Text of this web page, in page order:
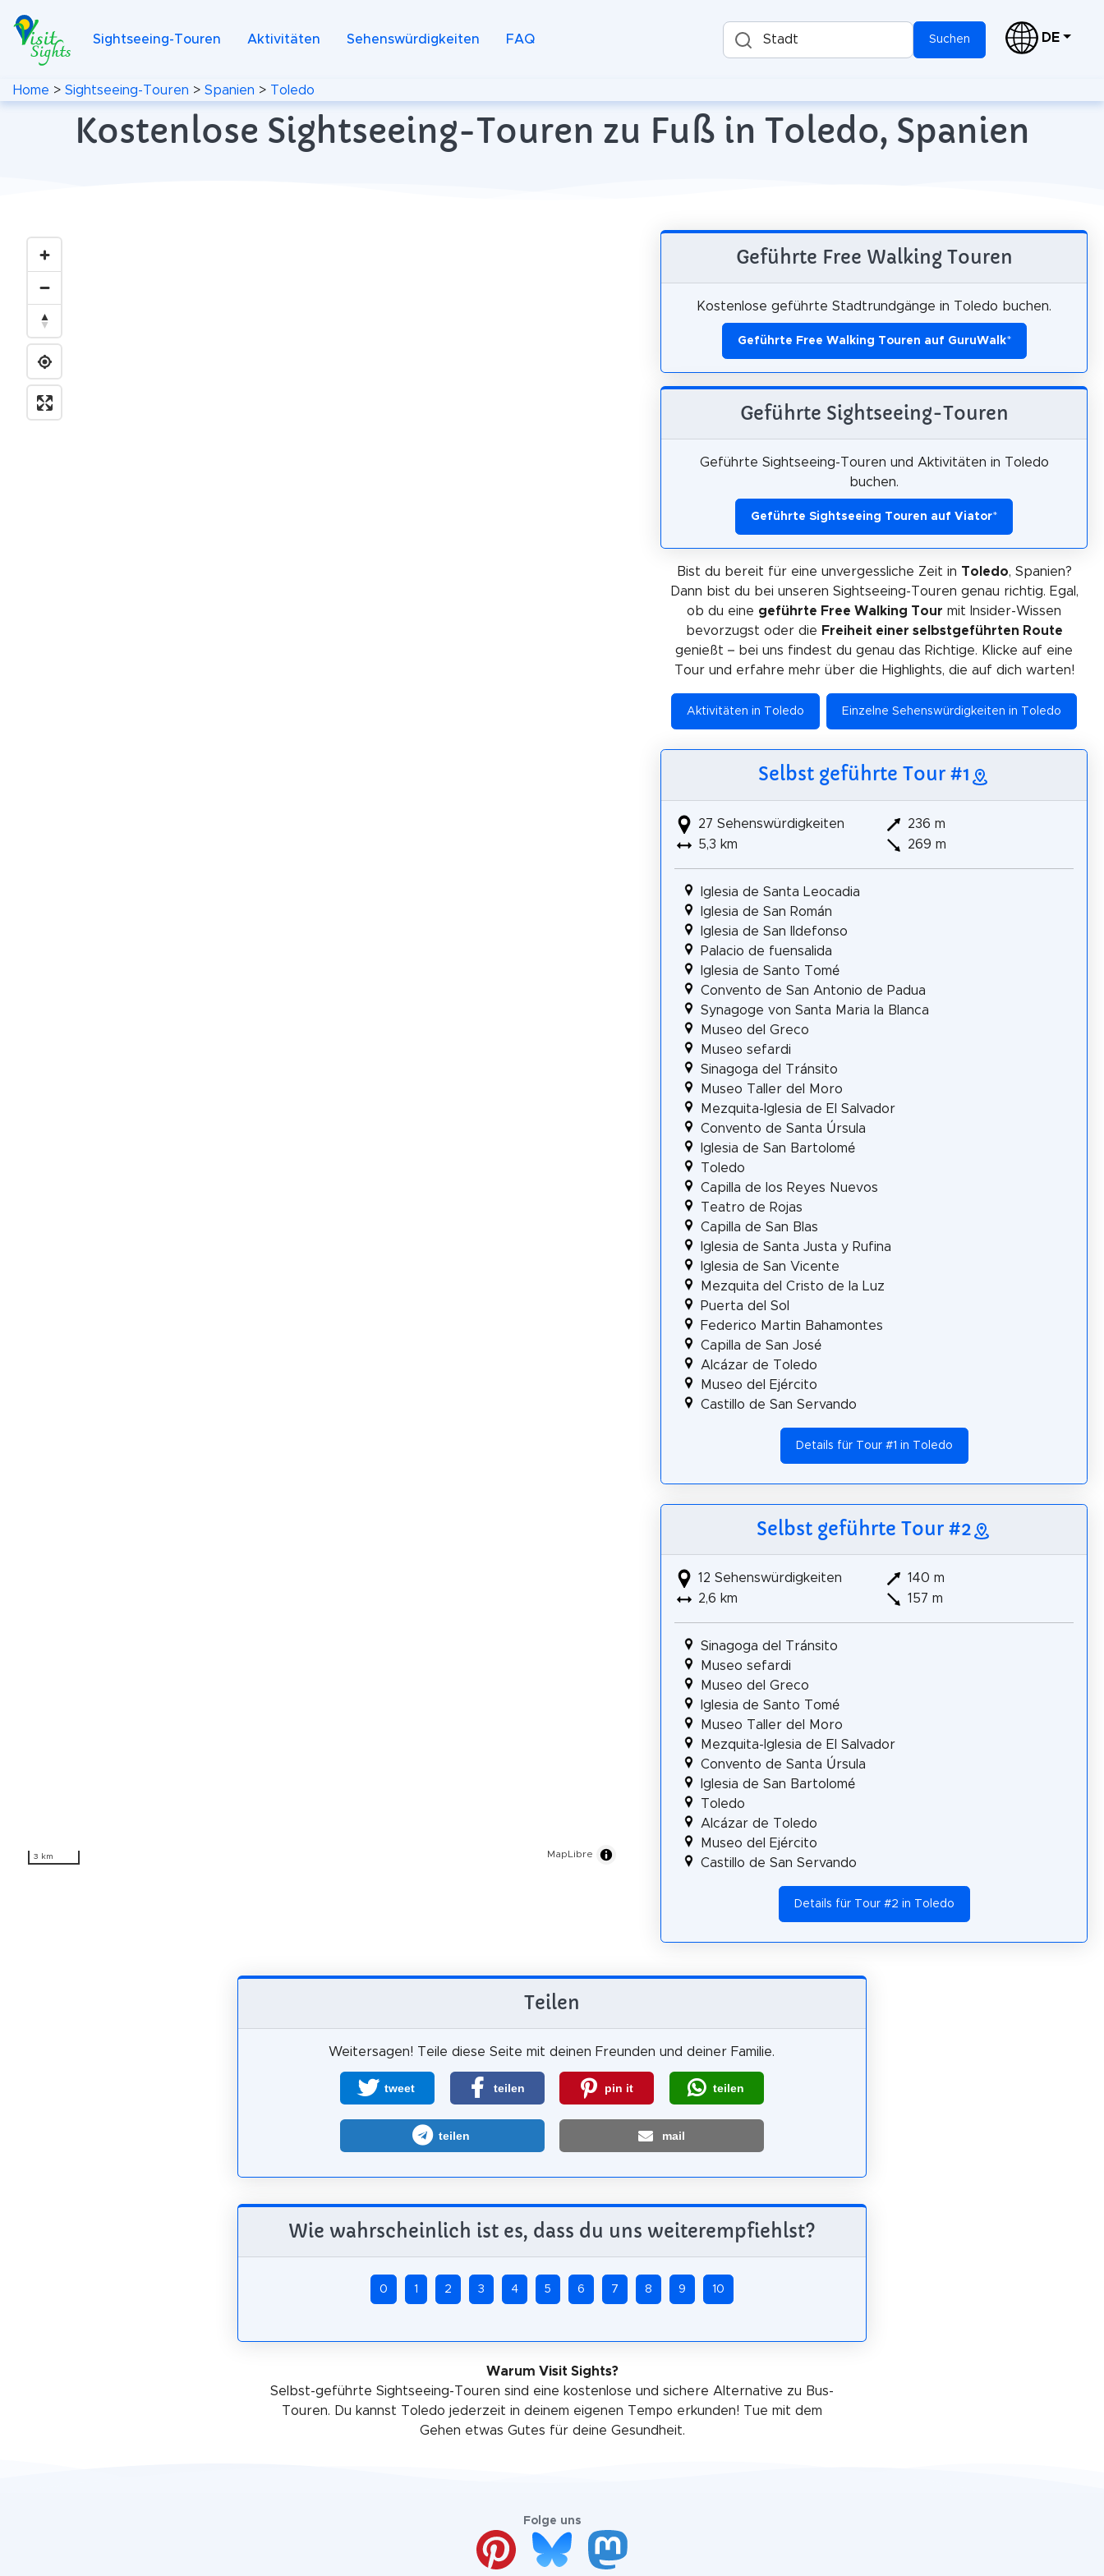
Sightseeing-Touren Aktivitäten Sehenswürdigkeiten FAQ Stadt Suchen DE
Home > Sightseeing-Touren > Spanien > Toledo
Kostenlose Sightseeing-Touren zu Fuß in Toledo, Spanien
3 km MapLibre
Geführte Free Walking Touren
Kostenlose geführte Stadtrundgänge in Toledo buchen.
Geführte Free Walking Touren auf GuruWalk*
Geführte Sightseeing-Touren
Geführte Sightseeing-Touren und Aktivitäten in Toledo
buchen.
Geführte Sightseeing Touren auf Viator*
Bist du bereit für eine unvergessliche Zeit in Toledo, Spanien?
Dann bist du bei unseren Sightseeing-Touren genau richtig. Egal,
ob du eine geführte Free Walking Tour mit Insider-Wissen
bevorzugst oder die Freiheit einer selbstgeführten Route
genießt – bei uns findest du genau das Richtige. Klicke auf eine
Tour und erfahre mehr über die Highlights, die auf dich warten!
Aktivitäten in Toledo Einzelne Sehenswürdigkeiten in Toledo
Selbst geführte Tour #1
27 Sehenswürdigkeiten
5,3 km
236 m
269 m
Iglesia de Santa Leocadia
Iglesia de San Román
Iglesia de San Ildefonso
Palacio de fuensalida
Iglesia de Santo Tomé
Convento de San Antonio de Padua
Synagoge von Santa Maria la Blanca
Museo del Greco
Museo sefardi
Sinagoga del Tránsito
Museo Taller del Moro
Mezquita-Iglesia de El Salvador
Convento de Santa Úrsula
Iglesia de San Bartolomé
Toledo
Capilla de los Reyes Nuevos
Teatro de Rojas
Capilla de San Blas
Iglesia de Santa Justa y Rufina
Iglesia de San Vicente
Mezquita del Cristo de la Luz
Puerta del Sol
Federico Martin Bahamontes
Capilla de San José
Alcázar de Toledo
Museo del Ejército
Castillo de San Servando
Details für Tour #1 in Toledo
Selbst geführte Tour #2
12 Sehenswürdigkeiten
2,6 km
140 m
157 m
Sinagoga del Tránsito
Museo sefardi
Museo del Greco
Iglesia de Santo Tomé
Museo Taller del Moro
Mezquita-Iglesia de El Salvador
Convento de Santa Úrsula
Iglesia de San Bartolomé
Toledo
Alcázar de Toledo
Museo del Ejército
Castillo de San Servando
Details für Tour #2 in Toledo
Teilen
Weitersagen! Teile diese Seite mit deinen Freunden und deiner Familie.
tweet teilen pin it teilen
teilen mail
Wie wahrscheinlich ist es, dass du uns weiterempfiehlst?
0 1 2 3 4 5 6 7 8 9 10
Warum Visit Sights?
Selbst-geführte Sightseeing-Touren sind eine kostenlose und sichere Alternative zu Bus-
Touren. Du kannst Toledo jederzeit in deinem eigenen Tempo erkunden! Tue mit dem
Gehen etwas Gutes für deine Gesundheit.
Folge uns